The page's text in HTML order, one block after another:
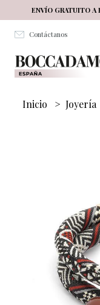
Salta al contenuto
ENVÍO GRATUITO A
Contáctanos
Inicio > Joyería